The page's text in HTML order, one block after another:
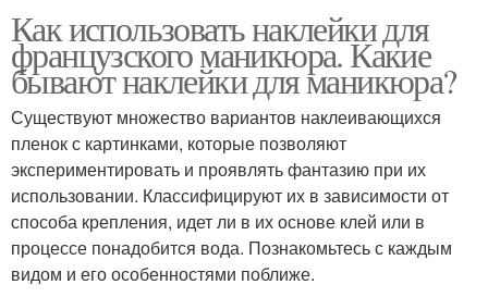
Как использовать наклейки для
французского маникюра. Какие
бывают наклейки для маникюра?
Существуют множество вариантов наклеивающихся
пленок с картинками, которые позволяют
экспериментировать и проявлять фантазию при их
использовании. Классифицируют их в зависимости от
способа крепления, идет ли в их основе клей или в
процессе понадобится вода. Познакомьтесь с каждым
видом и его особенностями поближе.